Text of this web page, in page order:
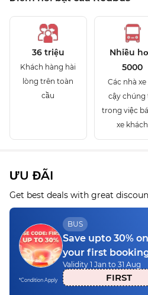
36 triệu
Khách hàng hài
lòng trên toàn
cầu
Nhiều
5000
Các nhà
cậy chúng
trong việc
xe khách
ƯU ĐÃI
Get best deals with great
*Condition Apply
BUS
Save upto 30% on
your first
Validity 1 Jan to 31 Aug
FIRST